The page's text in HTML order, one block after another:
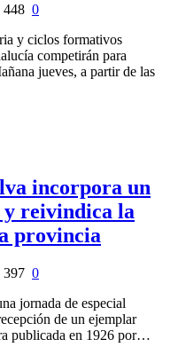
448 0
y ciclos formativos
competirán para
jueves, a partir de las
incorpora un
y reivindica la
provincia
397 0
jornada de especial
de un ejemplar
publicada en 1926 por…